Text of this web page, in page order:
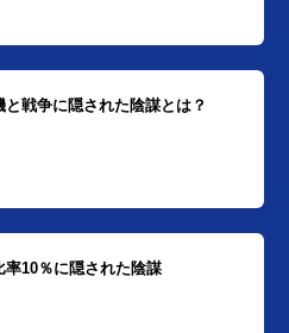
戦争に隠された陰謀とは？
10％に隠された陰謀